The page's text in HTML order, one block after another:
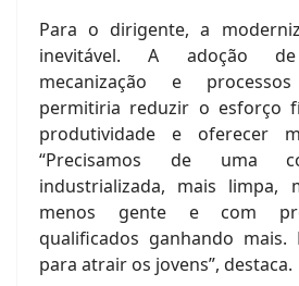
Para o dirigente, a
inevitável. A adoção de
mecanização e processos
permitiria reduzir o esforço
produtividade e oferecer
“Precisamos de uma
industrializada, mais limpa,
menos gente e com
qualificados ganhando
para atrair os jovens”, destaca.